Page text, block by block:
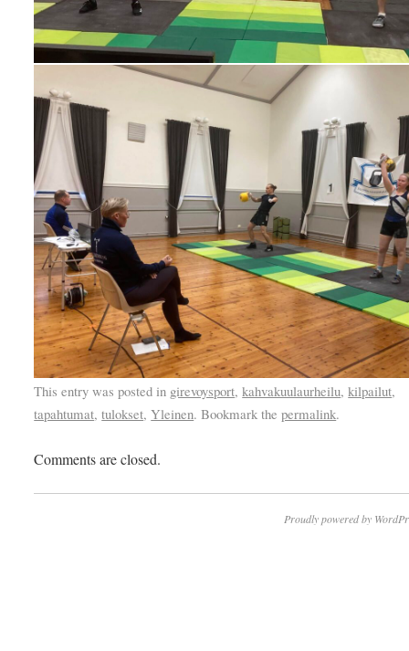
This entry was posted in girevoysport,kahvakuulaurheilu,kilpailut,
tapahtumat,tulokset,Yleinen. Bookmark thepermalink.
Comments are closed.
Proudly powered by